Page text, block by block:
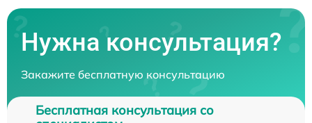
Нужна консультация?
Закажите бесплатную консультацию
Бесплатная консультация со